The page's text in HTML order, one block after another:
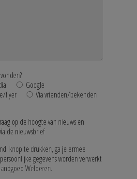
Google
flyer
Via vrienden/bekenden
op de hoogte van nieuws en
de nieuwsbrief
knop te drukken, ga je ermee
gegevens worden verwerkt
Welderen.